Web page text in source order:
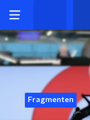
Fragmenten